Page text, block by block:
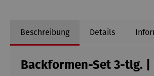
Beschreibung Details
Backformen-Set 3-tlg.